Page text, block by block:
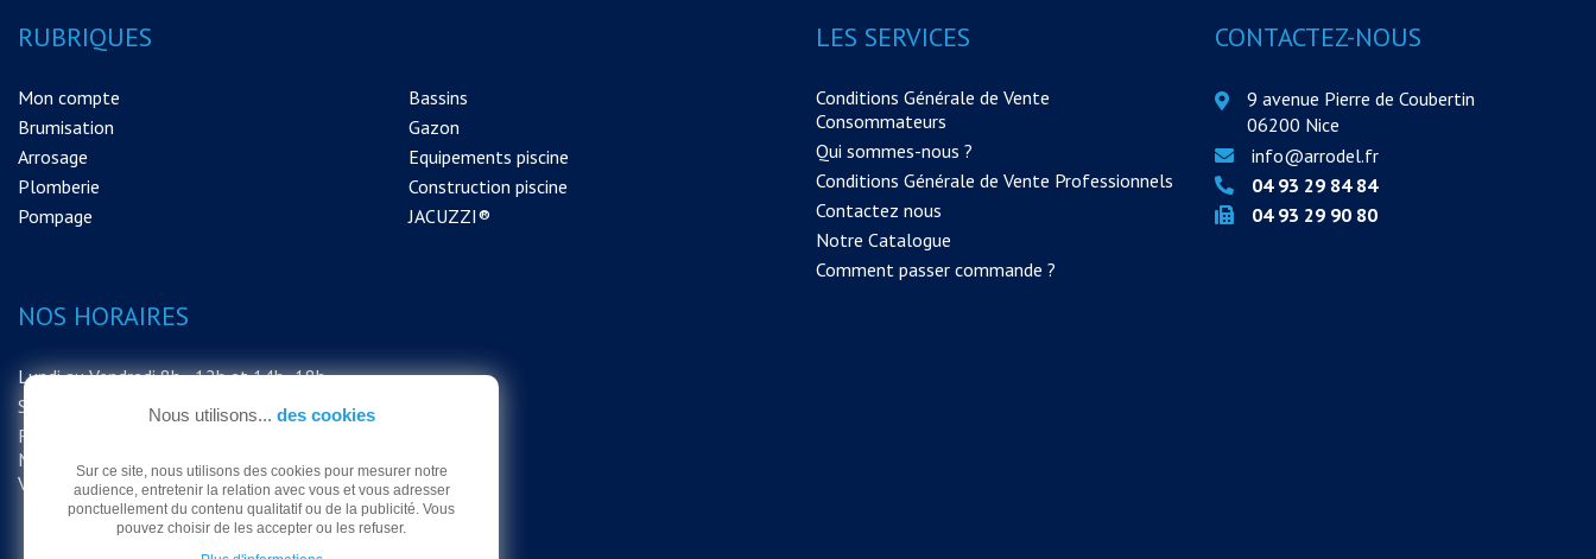
RUBRIQUES
Mon compte
Brumisation
Arrosage
Plomberie
Pompage
Bassins
Gazon
Equipements piscine
Construction piscine
JACUZZI®
LES SERVICES
Conditions Générale de Vente
Consommateurs
Qui sommes-nous ?
Conditions Générale de Vente Professionnels
Contactez nous
Notre Catalogue
Comment passer commande ?
NOS HORAIRES
Lundi au Vendredi 8h - 12h et 14h -18h
Samedi 8h - 12h
FERMETURE EXCEPTIONNELLE DU
MAGASIN LE SAMEDI 15 AOUT MERCI DE
VOTRE COMPRÉHENSION
CONTACTEZ-NOUS
9 avenue Pierre de Coubertin
06200 Nice
info@arrodel.fr
04 93 29 84 84
04 93 29 90 80
Nous utilisons... des cookies
Sur ce site, nous utilisons des cookies pour mesurer notre
audience, entretenir la relation avec vous et vous adresser
ponctuellement du contenu qualitatif ou de la publicité. Vous
pouvez choisir de les accepter ou les refuser.